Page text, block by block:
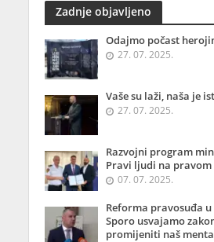
Zadnje objavljeno
Odajmo počast
27. 07. 2025.
Vaše su laži, naša je
27. 07. 2025.
Razvojni program
Pravi ljudi na pravom
07. 07. 2025.
Reforma pravosuđa u
Sporo usvajamo
promijeniti naš